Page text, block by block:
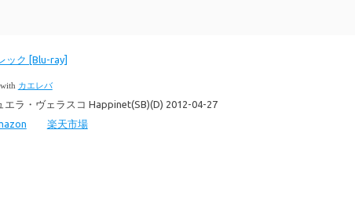
ック [Blu-ray]
カエレバ
エラ・ヴェラスコ Happinet(SB)(D) 2012-04-27
楽天市場